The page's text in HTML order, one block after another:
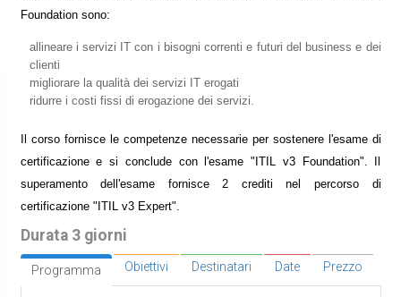
Foundation sono:
allineare i servizi IT con i bisogni correnti e futuri del business e dei
clienti
migliorare la qualità dei servizi IT erogati
ridurre i costi fissi di erogazione dei servizi.
Il corso fornisce le competenze necessarie per sostenere l'esame di
certificazione e si conclude con l'esame "ITIL v3 Foundation". Il
superamento dell'esame fornisce 2 crediti nel percorso di
certificazione "ITIL v3 Expert".
Durata 3 giorni
Programma Obiettivi Destinatari Date Prezzo